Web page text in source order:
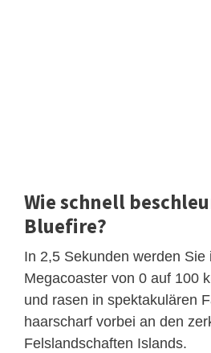
Wie schnell
Bluefire?
In 2,5 Sekunden werden Sie
Megacoaster von 0 auf 100
und rasen in spektakulären
haarscharf vorbei an den
Felslandschaften Islands.